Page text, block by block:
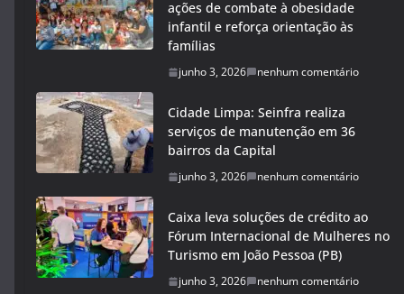
ações de combate à obesidade
infantil e reforça orientação às
famílias
junho 3, 2026 nenhum comentário
Cidade Limpa: Seinfra realiza
serviços de manutenção em 36
bairros da Capital
junho 3, 2026 nenhum comentário
Caixa leva soluções de crédito ao
Fórum Internacional de Mulheres no
Turismo em João Pessoa (PB)
junho 3, 2026 nenhum comentário